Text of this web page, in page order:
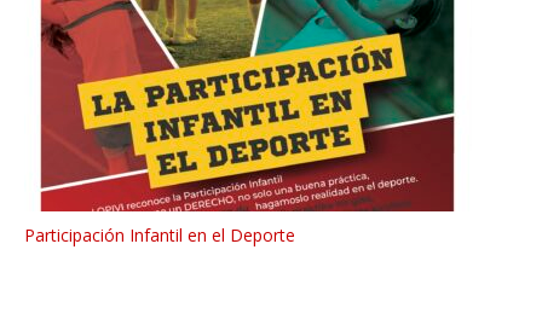
Participación Infantil en el Deporte